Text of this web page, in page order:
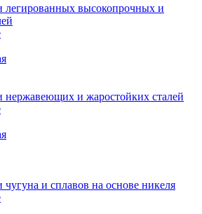
легированных высокопрочных и
нержавеющих и жаростойких сталей
и сплавов на основе никеля